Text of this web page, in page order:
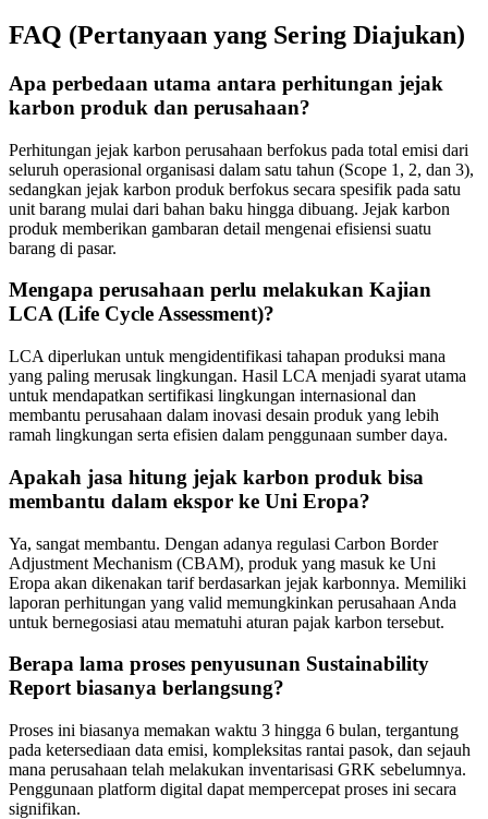
FAQ (Pertanyaan yang Sering Diajukan)
Apa perbedaan utama antara perhitungan jejak
karbon produk dan perusahaan?
Perhitungan jejak karbon perusahaan berfokus pada total emisi dari
seluruh operasional organisasi dalam satu tahun (Scope 1, 2, dan 3),
sedangkan jejak karbon produk berfokus secara spesifik pada satu
unit barang mulai dari bahan baku hingga dibuang. Jejak karbon
produk memberikan gambaran detail mengenai efisiensi suatu
barang di pasar.
Mengapa perusahaan perlu melakukan Kajian
LCA (Life Cycle Assessment)?
LCA diperlukan untuk mengidentifikasi tahapan produksi mana
yang paling merusak lingkungan. Hasil LCA menjadi syarat utama
untuk mendapatkan sertifikasi lingkungan internasional dan
membantu perusahaan dalam inovasi desain produk yang lebih
ramah lingkungan serta efisien dalam penggunaan sumber daya.
Apakah jasa hitung jejak karbon produk bisa
membantu dalam ekspor ke Uni Eropa?
Ya, sangat membantu. Dengan adanya regulasi Carbon Border
Adjustment Mechanism (CBAM), produk yang masuk ke Uni
Eropa akan dikenakan tarif berdasarkan jejak karbonnya. Memiliki
laporan perhitungan yang valid memungkinkan perusahaan Anda
untuk bernegosiasi atau mematuhi aturan pajak karbon tersebut.
Berapa lama proses penyusunan Sustainability
Report biasanya berlangsung?
Proses ini biasanya memakan waktu 3 hingga 6 bulan, tergantung
pada ketersediaan data emisi, kompleksitas rantai pasok, dan sejauh
mana perusahaan telah melakukan inventarisasi GRK sebelumnya.
Penggunaan platform digital dapat mempercepat proses ini secara
signifikan.